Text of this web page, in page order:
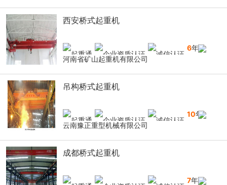
西安桥式起重机
6年
河南省矿山起重机有限公司
吊构桥式起重机
10年
云南豫正重型机械有限公司
成都桥式起重机
7年